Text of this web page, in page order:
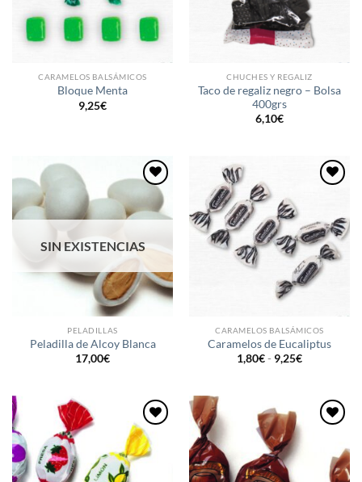
CARAMELOS BALSÁMICOS
Bloque Menta
9,25€
CHUCHES Y REGALIZ
Taco de regaliz negro – Bolsa
400grs
6,10€
Añadir
lista de
SIN EXISTENCIAS
PELADILLAS
Peladilla de Alcoy Blanca
17,00€
lista de
deseos
CARAMELOS BALSÁMICOS
Caramelos de Eucaliptus
1,80€- 9,25€Rango
1,80€
hasta
9,25€
Añadir
a la
lista de
lista de
deseos